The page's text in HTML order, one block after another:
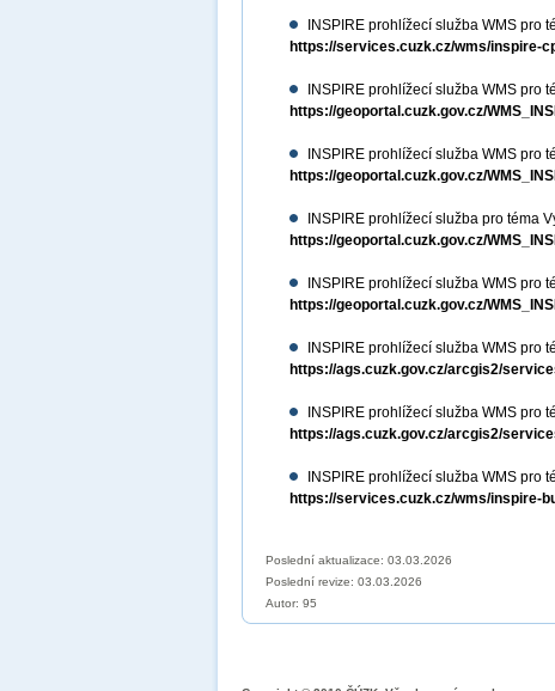
INSPIRE prohlížecí služba WMS pro
https://services.cuzk.cz/wms/inspire-
INSPIRE prohlížecí služba WMS pro
https://geoportal.cuzk.gov.cz/
INSPIRE prohlížecí služba WMS pro
https://geoportal.cuzk.gov.cz/
INSPIRE prohlížecí služba pro téma
https://geoportal.cuzk.gov.cz/
INSPIRE prohlížecí služba WMS pro
https://geoportal.cuzk.gov.cz/
INSPIRE prohlížecí služba WMS pro
https://ags.cuzk.gov.cz/arcgis2/
INSPIRE prohlížecí služba WMS pro
https://ags.cuzk.gov.cz/arcgis2/
INSPIRE prohlížecí služba WMS pro
https://services.cuzk.cz/wms/inspire-
Poslední aktualizace: 03.03.2026
Poslední revize: 03.03.2026
Autor: 95